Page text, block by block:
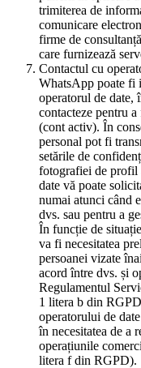
trimiterea de
comunicare
firme de
care furnizează
Contactul cu
WhatsApp poate fi
operatorul de date,
contacteze pentru
(cont activ). În
personal pot fi
setările de
fotografiei de profil
date vă poate
numai atunci când
dvs. sau pentru a
În funcție de
va fi necesitatea
persoanei vizate
acord între dvs. și
Regulamentul
1 litera b din
operatorului de
în necesitatea de a
operațiunile
litera f din RGPD).